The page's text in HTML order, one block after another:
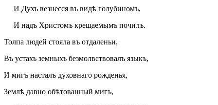
И Духъ везнесся въ видѣ голубиномъ,
И надъ Христомъ крещаемымъ почилъ.
Толпа людей стояла въ отдаленьи,
Въ устахъ земныхъ безмолвствовалъ языкъ,
И мигъ насталъ духовнаго рожденья,
Землѣ давно обѣтованный мигъ,